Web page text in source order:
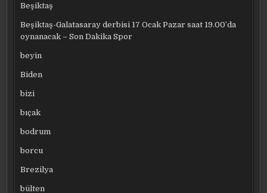
Beşiktaş
Beşiktaş-Galatasaray derbisi 17 Ocak Pazar saat 19.00’da
oynanacak – Son Dakika Spor
beyin
Biden
bizi
bıçak
bodrum
borcu
Brezilya
bülten